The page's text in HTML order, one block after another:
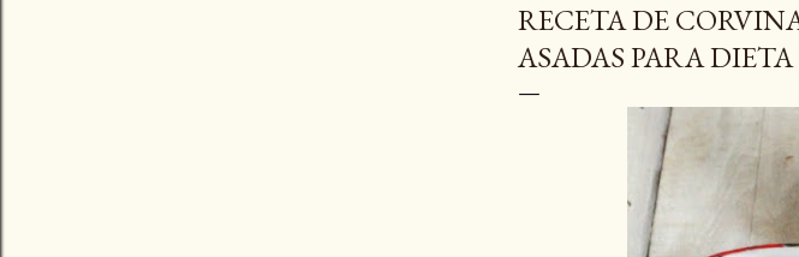
RECETA DE
ASADAS PARA DIETA